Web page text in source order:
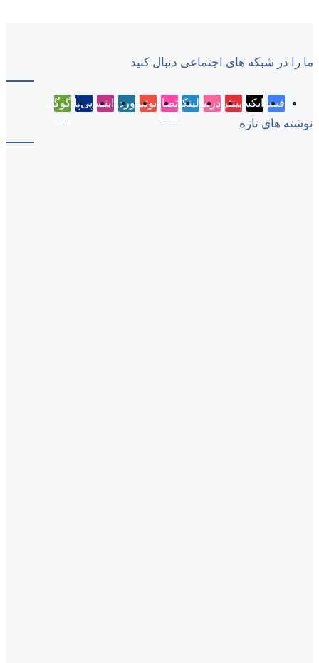
ما را در شبکه های اجتماعی دنبال کنید
فیسبوکایکسپینتریستدریبببللینکداینتصاویریوتیوبوردپرساینستاگرام
پی‌پالگوگل
نوشته های تازه